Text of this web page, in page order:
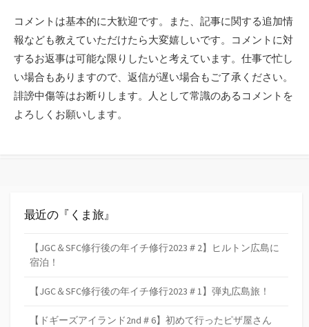
コメントは基本的に大歓迎です。また、記事に関する追加情
報なども教えていただけたら大変嬉しいです。コメントに対
するお返事は可能な限りしたいと考えています。仕事で忙し
い場合もありますので、返信が遅い場合もご了承ください。
誹謗中傷等はお断りします。人として常識のあるコメントを
よろしくお願いします。
最近の『くま旅』
【JGC＆SFC修行後の年イチ修行2023＃2】ヒルトン広島に
宿泊！
【JGC＆SFC修行後の年イチ修行2023＃1】弾丸広島旅！
【ドギーズアイランド2nd＃6】初めて行ったピザ屋さん